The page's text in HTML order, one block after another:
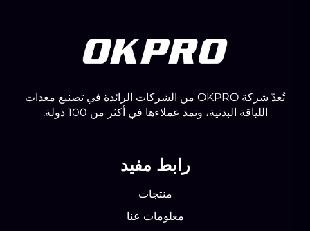
تُعدّ شركة OKPRO من الشركات الرائدة في تصنيع معدات
اللياقة البدنية، وتمد عملاءها في أكثر من 100 دولة.
رابط مفيد
منتجات
معلومات عنا